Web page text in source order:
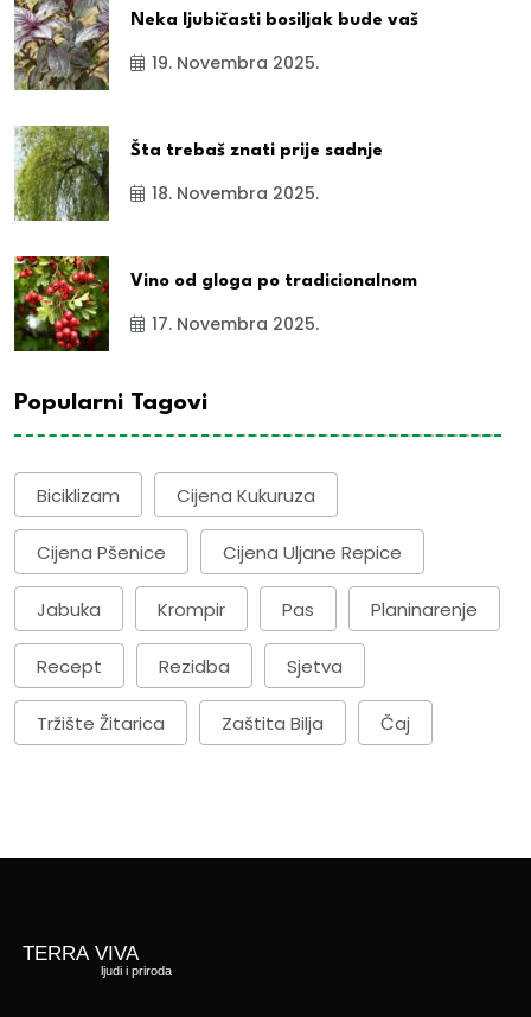
Neka ljubičasti bosiljak bude vaš
19. Novembra 2025.
Šta trebaš znati prije sadnje
18. Novembra 2025.
Vino od gloga po tradicionalnom
17. Novembra 2025.
Popularni Tagovi
Biciklizam Cijena Kukuruza
Cijena Pšenice Cijena Uljane Repice
Jabuka Krompir Pas Planinarenje
Recept Rezidba Sjetva
Tržište Žitarica Zaštita Bilja Čaj